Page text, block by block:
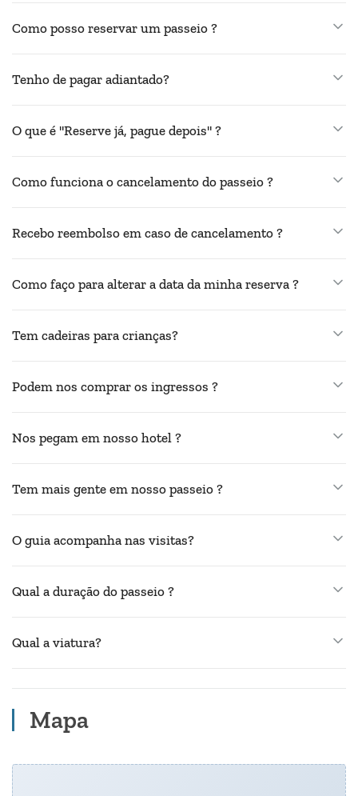
Como posso reservar um passeio ?
Tenho de pagar adiantado?
O que é "Reserve já, pague depois" ?
Como funciona o cancelamento do passeio ?
Recebo reembolso em caso de cancelamento ?
Como faço para alterar a data da minha reserva ?
Tem cadeiras para crianças?
Podem nos comprar os ingressos ?
Nos pegam em nosso hotel ?
Tem mais gente em nosso passeio ?
O guia acompanha nas visitas?
Qual a duração do passeio ?
Qual a viatura?
Mapa